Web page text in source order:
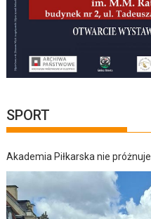
SPORT
Akademia Piłkarska nie próżnuje